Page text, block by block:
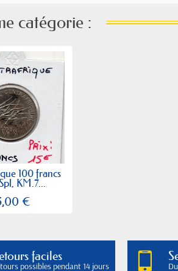
catégorie :
100 francs
KM.7...
€
faciles
possibles pendant 14 jours